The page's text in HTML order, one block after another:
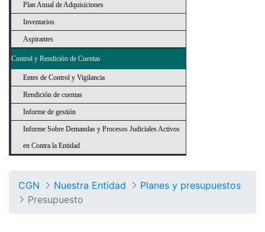
Plan Anual de Adquisiciones
Inventarios
Aspirantes
Control y Rendición de Cuentas
Entes de Control y Vigilancia
Rendición de cuentas
Informe de gestión
Informe Sobre Demandas y Procesos Judiciales Activos
en Contra la Entidad
CGN Nuestra Entidad
Planes y presupuestos
Presupuesto